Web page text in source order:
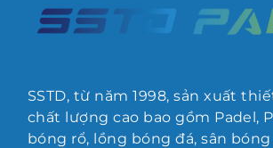
SSTD, từ năm 1998, sản xuất
chất lượng cao bao gồm Padel,
bóng rổ, lồng bóng đá, sân